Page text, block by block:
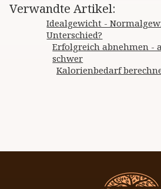
Verwandte Artikel:
Idealgewicht -
Unterschied?
Erfolgreich abnehmen -
schwer
Kalorienbedarf